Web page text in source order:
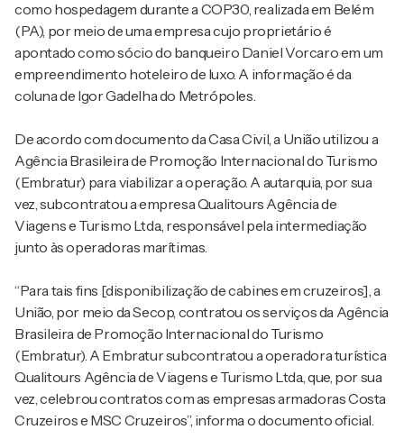
como hospedagem durante a COP30, realizada em Belém
(PA), por meio de uma empresa cujo proprietário é
apontado como sócio do banqueiro Daniel Vorcaro em um
empreendimento hoteleiro de luxo. A informação é da
coluna de Igor Gadelha do Metrópoles.
De acordo com documento da Casa Civil, a União utilizou a
Agência Brasileira de Promoção Internacional do Turismo
(Embratur) para viabilizar a operação. A autarquia, por sua
vez, subcontratou a empresa Qualitours Agência de
Viagens e Turismo Ltda., responsável pela intermediação
junto às operadoras marítimas.
“Para tais fins [disponibilização de cabines em cruzeiros], a
União, por meio da Secop, contratou os serviços da Agência
Brasileira de Promoção Internacional do Turismo
(Embratur). A Embratur subcontratou a operadora turística
Qualitours Agência de Viagens e Turismo Ltda., que, por sua
vez, celebrou contratos com as empresas armadoras Costa
Cruzeiros e MSC Cruzeiros”, informa o documento oficial.